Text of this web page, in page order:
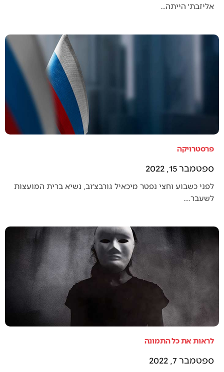
אליזבת׳ הייתה…
פרסטרויקה
ספטמבר 15, 2022
לפני כשבוע וחצי נפטר מיכאיל גורבצ׳וב, נשיא ברית המועצות
לשעבר.…
לראות את כל התמונה
ספטמבר 7, 2022